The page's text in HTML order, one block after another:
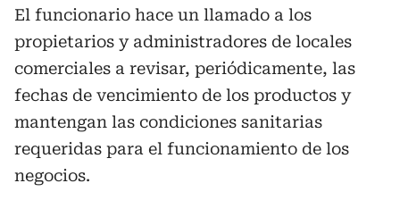
El funcionario hace un llamado a los
propietarios y administradores de locales
comerciales a revisar, periódicamente, las
fechas de vencimiento de los productos y
mantengan las condiciones sanitarias
requeridas para el funcionamiento de los
negocios.